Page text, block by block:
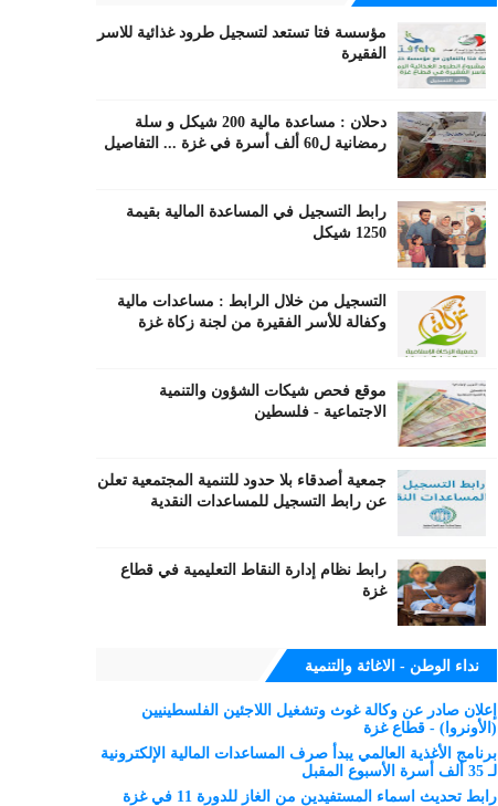
مؤسسة فتا تستعد لتسجيل طرود غذائية للاسر
الفقيرة
دحلان : مساعدة مالية 200 شيكل و سلة
رمضانية ل60 ألف أسرة في غزة ... التفاصيل
رابط التسجيل في المساعدة المالية بقيمة
1250 شيكل
التسجيل من خلال الرابط : مساعدات مالية
وكفالة للأسر الفقيرة من لجنة زكاة غزة
موقع فحص شيكات الشؤون والتنمية
الاجتماعية - فلسطين
جمعية أصدقاء بلا حدود للتنمية المجتمعية تعلن
عن رابط التسجيل للمساعدات النقدية
رابط نظام إدارة النقاط التعليمية في قطاع
غزة
نداء الوطن - الاغاثة والتنمية
إعلان صادر عن وكالة غوث وتشغيل اللاجئين الفلسطينيين
(الأونروا) - قطاع غزة
برنامج الأغذية العالمي يبدأ صرف المساعدات المالية الإلكترونية
لـ 35 ألف أسرة الأسبوع المقبل
رابط تحديث اسماء المستفيدين من الغاز للدورة 11 في غزة